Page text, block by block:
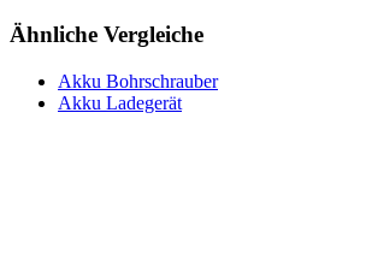
Ähnliche Vergleiche
Akku Bohrschrauber
Akku Ladegerät